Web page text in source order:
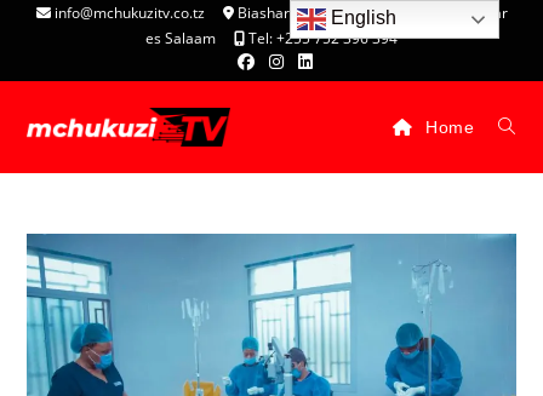
info@mchukuzitv.co.tz
Biashara Complex - P.O. Box 25074, Dar
es Salaam
Tel: +255 752 396 394
Home
English